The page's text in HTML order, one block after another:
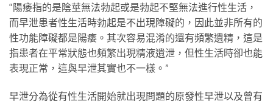
“陽痿指的是陰莖無法勃起或是勃起不堅無法進行性生活，
而早泄患者性生活時勃起是不出現障礙的，因此並非所有的
性功能障礙都是陽痿。其次容易混淆的還有頻繁遺精，這是
指患者在平常狀態也頻繁出現精液遺泄，但性生活時卻也能
表現正常，這與早泄其實也不一樣。”
早泄分為從有性生活開始就出現問題的原發性早泄以及曾有